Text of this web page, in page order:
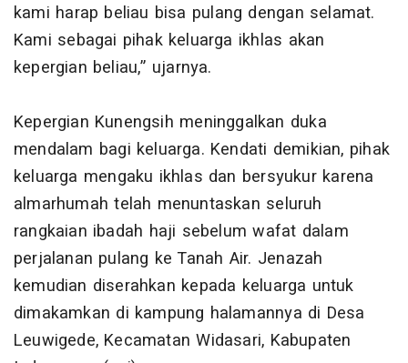
kami harap beliau bisa pulang dengan selamat.
Kami sebagai pihak keluarga ikhlas akan
kepergian beliau,” ujarnya.
Kepergian Kunengsih meninggalkan duka
mendalam bagi keluarga. Kendati demikian, pihak
keluarga mengaku ikhlas dan bersyukur karena
almarhumah telah menuntaskan seluruh
rangkaian ibadah haji sebelum wafat dalam
perjalanan pulang ke Tanah Air. Jenazah
kemudian diserahkan kepada keluarga untuk
dimakamkan di kampung halamannya di Desa
Leuwigede, Kecamatan Widasari, Kabupaten